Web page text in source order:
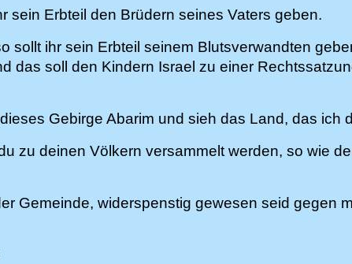
sein Erbteil den Brüdern seines Vaters geben.
sollt ihr sein Erbteil seinem Blutsverwandten
das soll den Kindern Israel zu einer
Gebirge Abarim und sieh das Land, das ich
zu deinen Völkern versammelt werden, so wie
Gemeinde, widerspenstig gewesen seid gegen